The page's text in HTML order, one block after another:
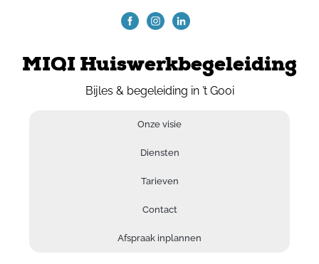
MIQI Huiswerkbegeleiding
Bijles & begeleiding in ’t Gooi
Onze visie
Diensten
Tarieven
Contact
Afspraak inplannen